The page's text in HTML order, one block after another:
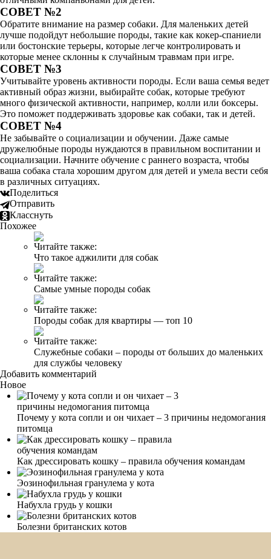
СОВЕТ №2
Обратите внимание на размер собаки. Для маленьких детей
лучше подойдут небольшие породы, такие как кокер-спаниели
или бостонские терьеры, которые легче контролировать и
которые менее склонны к случайным травмам при игре.
СОВЕТ №3
Учитывайте уровень активности породы. Если ваша семья ведет
активный образ жизни, выбирайте собак, которые требуют
много физической активности, например, колли или боксеры.
Это поможет поддерживать здоровье как собаки, так и детей.
СОВЕТ №4
Не забывайте о социализации и обучении. Даже самые
дружелюбные породы нуждаются в правильном воспитании и
социализации. Начните обучение с раннего возраста, чтобы
ваша собака стала хорошим другом для детей и умела вести себя
в различных ситуациях.
Поделиться
Отправить
Класснуть
Похожее
Читайте также:
Что такое аджилити для собак
Читайте также:
Самые умные породы собак
Читайте также:
Породы собак для квартиры — топ 10
Читайте также:
Служебные собаки – породы от больших до маленьких
для службы человеку
Добавить комментарий
Новое
Почему у кота сопли и он чихает – 3 причины недомогания
питомца
Как дрессировать кошку – правила обучения командам
Эозинофильная гранулема у кота
Набухла грудь у кошки
Болезни британских котов